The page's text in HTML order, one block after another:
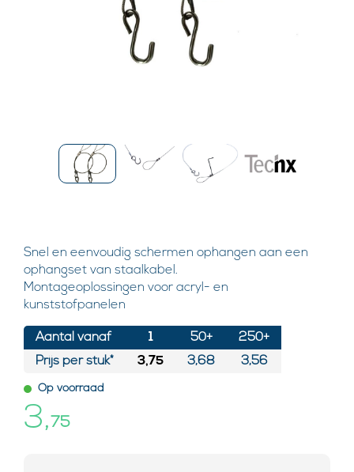
Snel en eenvoudig schermen ophangen aan een
ophangset van staalkabel.
Montageoplossingen voor acryl- en
kunststofpanelen
Aantal vanaf
Prijs per stuk*
1
3,75
50+
3,68
250+
3,56
Op voorraad
3, 75